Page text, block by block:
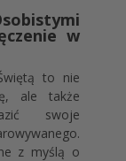
w
to nie
ale także
swoje
z myślą o